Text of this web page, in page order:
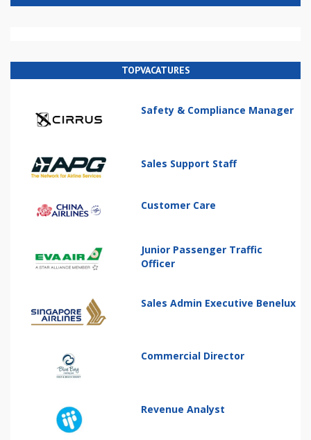
TOPVACATURES
Safety & Compliance Manager
Sales Support Staff
Customer Care
Junior Passenger Traffic
Officer
Sales Admin Executive Benelux
Commercial Director
Revenue Analyst